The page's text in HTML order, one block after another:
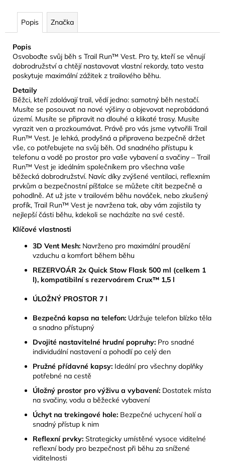
Popis Značka
Popis
Osvoboďte svůj běh s Trail Run™ Vest. Pro ty, kteří se věnují
dobrodružství a chtějí nastavovat vlastní rekordy, tato vesta
poskytuje maximální zážitek z trailového běhu.
Detaily
Běžci, kteří zdolávají trail, vědí jedno: samotný běh nestačí.
Musíte se posouvat na nové výšiny a objevovat neprobádaná
území. Musíte se připravit na dlouhé a klikaté trasy. Musíte
vyrazit ven a prozkoumávat. Právě pro vás jsme vytvořili Trail
Run™ Vest. Je lehká, prodyšná a připravena bezpečně držet
vše, co potřebujete na svůj běh. Od snadného přístupu k
telefonu a vodě po prostor pro vaše vybavení a svačiny – Trail
Run™ Vest je ideálním společníkem pro všechna vaše
běžecká dobrodružství. Navíc díky zvýšené ventilaci, reflexním
prvkům a bezpečnostní píšťalce se můžete cítit bezpečně a
pohodlně. Ať už jste v trailovém běhu nováček, nebo zkušený
profík, Trail Run™ Vest je navržena tak, aby vám zajistila ty
nejlepší části běhu, kdekoli se nacházíte na své cestě.
Klíčové vlastnosti
3D Vent Mesh: Navrženo pro maximální proudění
vzduchu a komfort během běhu
REZERVOÁR 2x Quick Stow Flask 500 ml (celkem 1
l), kompatibilní s rezervoárem Crux™ 1,5 l
ÚLOŽNÝ PROSTOR 7 l
Bezpečná kapsa na telefon: Udržuje telefon blízko těla
a snadno přístupný
Dvojité nastavitelné hrudní popruhy: Pro snadné
individuální nastavení a pohodlí po celý den
Pružné přídavné kapsy: Ideální pro všechny doplňky
potřebné na cestě
Úložný prostor pro výživu a vybavení: Dostatek místa
na svačiny, vodu a běžecké vybavení
Úchyt na trekingové hole: Bezpečné uchycení holí a
snadný přístup k nim
Reflexní prvky: Strategicky umístěné vysoce viditelné
reflexní body pro bezpečnost při běhu za snížené
viditelnosti
m
CAMELBAK
EDDY+
KIDS
400
ML
DĚTSKÁ
LÁHEV
JUNGLE
ANIMALS
281
Kč
Původně:
469
Kč